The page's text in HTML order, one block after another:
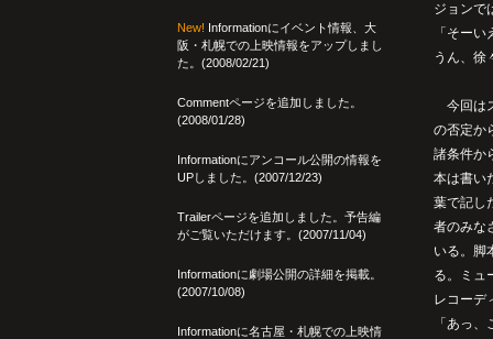
New! Informationにイベント情報、大
阪・札幌での上映情報をアップしまし
た。(2008/02/21)
Commentページを追加しました。
(2008/01/28)
Informationにアンコール公開の情報を
UPしました。(2007/12/23)
Trailerページを追加しました。予告編
がご覧いただけます。(2007/11/04)
Informationに劇場公開の詳細を掲載。
(2007/10/08)
Informationに名古屋・札幌での上映情
ジョンで
「そー
うん、徐
今回は
の否定か
諸条件か
本は書い
葉で記し
者のみな
いる。脚
る。ミュ
レコーデ
「あっ